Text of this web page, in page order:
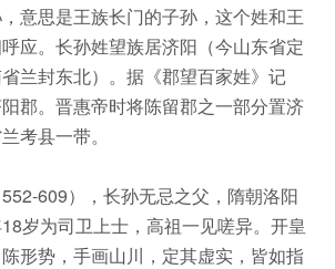
意思是王族长门的子孙，这个姓和王
应。长孙姓望族居济阳（今山东省定
兰封东北）。据《郡望百家姓》记
郡。晋惠帝时将陈留郡之一部分置济
考县一带。
609），长孙无忌之父，隋朝洛阳
岁为司卫上士，高祖一见嗟异。开皇
形势，手画山川，定其虚实，皆如指